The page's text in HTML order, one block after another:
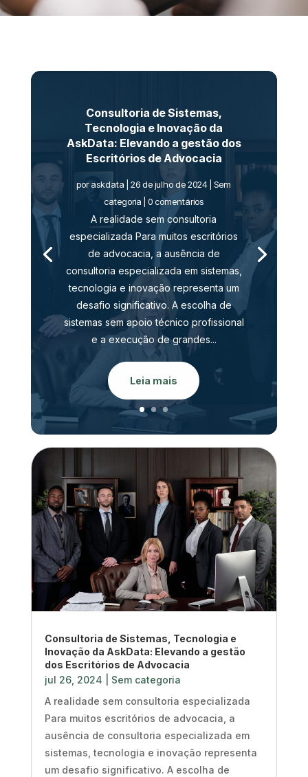
Consultoria de Sistemas,
Tecnologia e Inovação da
AskData: Elevando a gestão dos
Escritórios de Advocacia
poraskdata |26 de julho de 2024 |Sem
categoria | 0 comentários
A realidade sem consultoria
especializada Para muitos escritórios
de advocacia, a ausência de
consultoria especializada em sistemas,
tecnologia e inovação representa um
desafio significativo. A escolha de
sistemas sem apoio técnico profissional
e a execução de grandes...
Leia mais
Consultoria de Sistemas, Tecnologia e
Inovação da AskData: Elevando a gestão
dos Escritórios de Advocacia
jul 26, 2024
Sem categoria
A realidade sem consultoria especializada
Para muitos escritórios de advocacia, a
ausência de consultoria especializada em
sistemas, tecnologia e inovação representa
um desafio significativo. A escolha de